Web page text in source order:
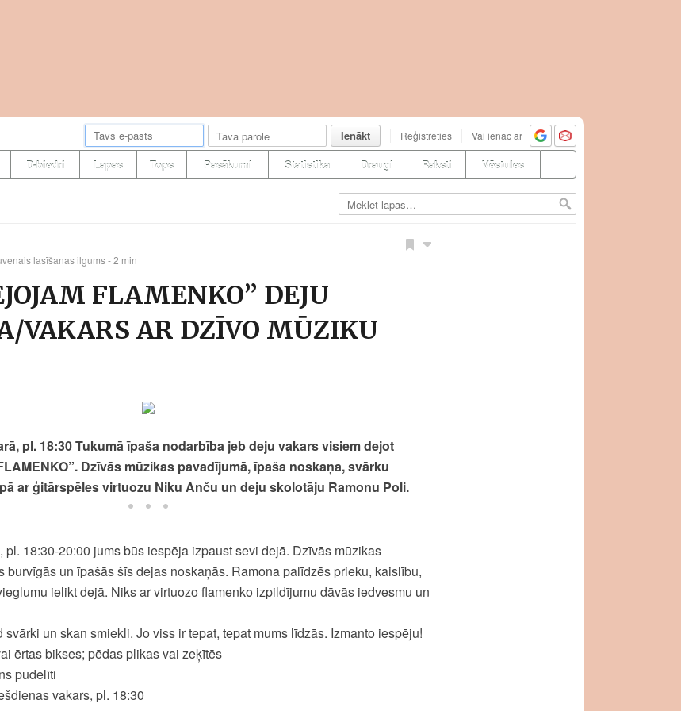
Ienākt Reģistrēties Vai ienāc ar
D-biedri Lapas Tops Pasākumi Statistika Draugi Raksti Vēstules
lasīšanas ilgums - 2 min
FLAMENKO” DEJU
VAKARS AR DZĪVO MŪZIKU
pl. 18:30 Tukumā īpaša nodarbība jeb deju vakars visiem dejot
Dzīvās mūzikas pavadījumā, īpaša noskaņa, svārku
ar ģitārspēles virtuozu Niku Anču un deju skolotāju Ramonu Poli.
pl. 18:30-20:00 jums būs iespēja izpaust sevi dejā. Dzīvās mūzikas
burvīgās un īpašās šīs dejas noskaņās. Ramona palīdzēs prieku, kaislību,
ielikt dejā. Niks ar virtuozo flamenko izpildījumu dāvās iedvesmu un
un skan smiekli. Jo viss ir tepat, tepat mums līdzās. Izmanto iespēju!
ērtas bikses; pēdas plikas vai zeķītēs
pudelīti
vakars, pl. 18:30